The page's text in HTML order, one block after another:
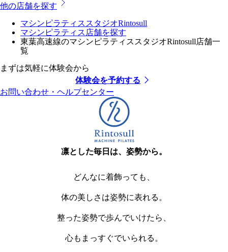
他の店舗を探す
マシンピラティススタジオRintosull
マシンピラティス店舗を探す
東葉高速線のマシンピラティススタジオRintosull店舗一
覧
まずは気軽に体験会から
体験会を予約する
お問い合わせ・ヘルプセンター
凛とした毎日は、姿勢から。
どんなに着飾っても、
体の美しさは姿勢に表れる。
整った姿勢で歩んでいけたら、
心もまっすぐでいられる。